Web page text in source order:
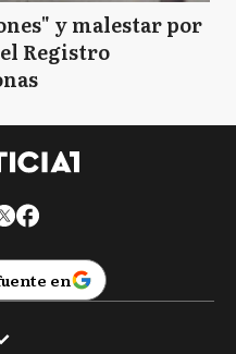
y malestar por
Registro
en